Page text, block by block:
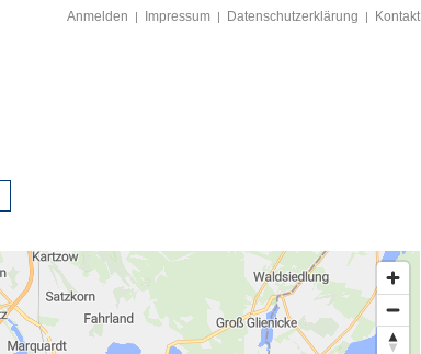
Anmelden | Impressum | Datenschutzerklärung | Kontakt